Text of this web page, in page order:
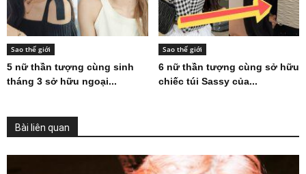
Sao thế giới
5 nữ thần tượng cùng sinh
tháng 3 sở hữu ngoại...
Sao thế giới
6 nữ thần tượng cùng sở hữu
chiếc túi Sassy của...
Bài liên quan